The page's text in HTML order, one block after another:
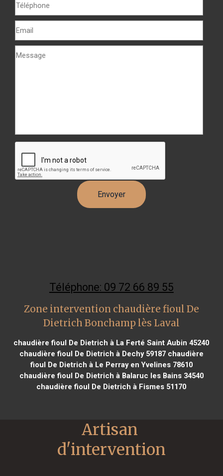
Téléphone: 09 72 66 89 55
Zone intervention chaudière fioul De
Dietrich Bonchamp lès Laval
chaudière fioul De Dietrich à La Ferté Saint Aubin 45240
chaudière fioul De Dietrich à Dechy 59187chaudière
fioul De Dietrich à Le Perray en Yvelines 78610
chaudière fioul De Dietrich à Balaruc les Bains 34540
chaudière fioul De Dietrich à Fismes 51170
Artisan
d'intervention